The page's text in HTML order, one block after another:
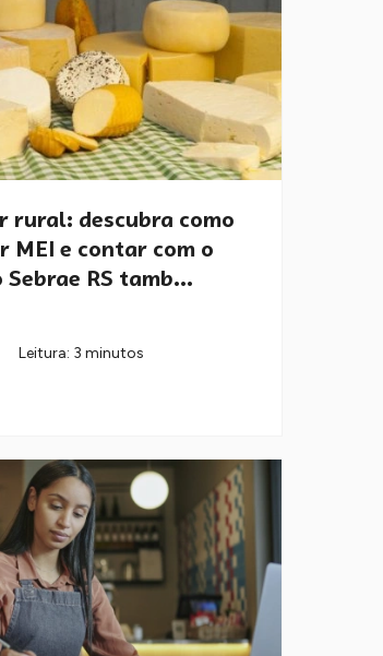
rural: descubra como
MEI e contar com o
RS tamb...
Leitura: 3 minutos